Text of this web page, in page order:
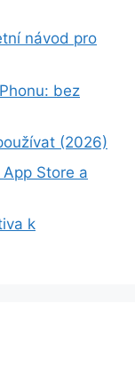
návod pro
bez
(2026)
Store a
k